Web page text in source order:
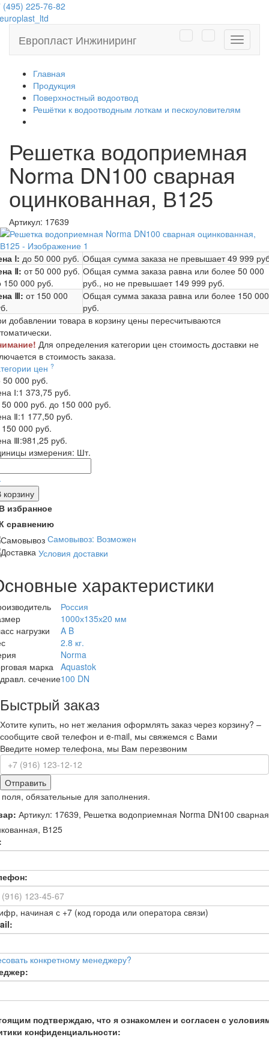
(495) 225-76-82
Европласт Инжиниринг
Главная
Продукция
Поверхностный водоотвод
Решётки к водоотводным лоткам и пескоуловителям
Решетка водоприемная
Norma DN100 сварная
оцинкованная, В125
Артикул: 17639
Ⅰ: до 50 000 руб. Общая сумма заказа не превышает49 999
Ⅱ: от 50 000 руб.
150 000 руб.
Общая сумма заказа равна или более 50 000
руб., но не превышает 149 999 руб.
Ⅲ: от 150 000
Общая сумма заказа равна или более 150 000
руб.
добавлении товара в корзину цены пересчитываются
Для определения категории цен стоимость доставки не
в стоимость заказа.
цен ?
50 000 руб.
Ⅰ:1 373,75 руб.
50 000 руб. до 150 000 руб.
Ⅱ:1 177,50 руб.
150 000 руб.
Ⅲ:981,25 руб.
измерения: Шт.
корзину
избранное
сравнению
Самовывоз: Возможен
Условия доставки
характеристики
Россия
1000х135х20 мм
нагрузки
A B
2.8 кг.
Norma
марка Aquastok
сечение100 DN
Быстрый заказ
Хотите купить, но нет желания оформлять заказ через корзину? –
сообщите свой телефон и e-mail, мы свяжемся с Вами
Введите номер телефона, мы Вам перезвоним
Отправить
обязательные для заполнения.
Артикул: 17639, Решетка водоприемная Norma DN100 сварная
В125
начиная с +7 (код города или оператора связи)
конкретному менеджеру?
подтверждаю, что я ознакомлен и согласен с
конфиденциальности: